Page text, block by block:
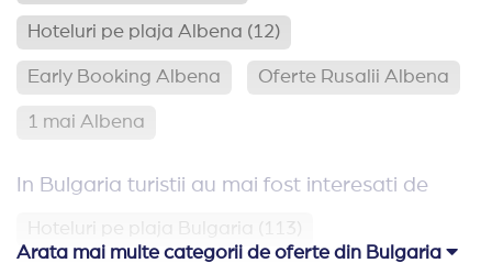
Hoteluri pe plaja Albena (12)
Early Booking Albena Oferte Rusalii Albena
1 mai Albena
In Bulgaria turistii au mai fost interesati de
Hoteluri pe plaja Bulgaria (113)
Arata mai multe categorii de oferte din Bulgaria